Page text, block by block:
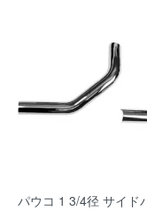
パウコ 1 3/4径 サイド